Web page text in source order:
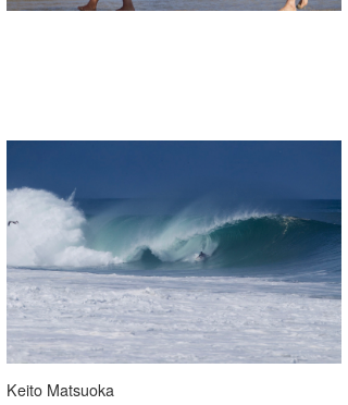
Keito Matsuoka